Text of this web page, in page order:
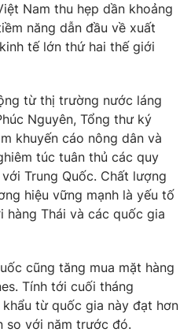
Podcast
Nam thu hẹp dần khoảng
năng dẫn đầu về xuất
tế lớn thứ hai thế giới
từ thị trường nước láng
Nguyên, Tổng thư ký
khuyến cáo nông dân và
túc tuân thủ các quy
Trung Quốc. Chất lượng
hiệu vững mạnh là yếu tố
hàng Thái và các quốc gia
cũng tăng mua mặt hàng
Tính tới cuối tháng
khẩu từ quốc gia này đạt hơn
so với năm trước đó.